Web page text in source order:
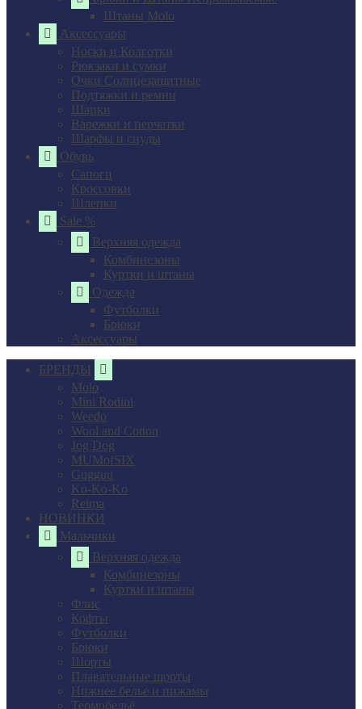
Штаны Molo
Аксессуары
Носки и Колготки
Рюкзаки и сумки
Очки Солнцезащитные
Подтяжки и ремни
Шапки
Варежки и перчатки
Шарфы и снуды
Обувь
Сапоги
Кроссовки
Шлепки
Sale %
Верхняя одежда
Комбинезоны
Куртки и штаны
Одежда
Футболки
Брюки
Аксессуары
БРЕНДЫ
Molo
Mini Rodini
Weedo
Wool and Cotton
Jog Dog
MUMofSIX
Gugguu
Ko-Ko-Ko
Reima
НОВИНКИ
Мальчики
Верхняя одежда
Комбинезоны
Куртки и штаны
Флис
Кофты
Футболки
Брюки
Шорты
Плавательные шорты
Нижнее белье и пижамы
Термобельё